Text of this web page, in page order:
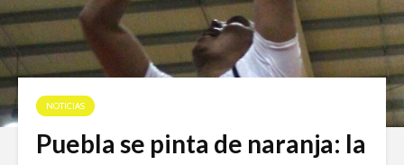
NOTICIAS
Puebla se pinta de naranja: la